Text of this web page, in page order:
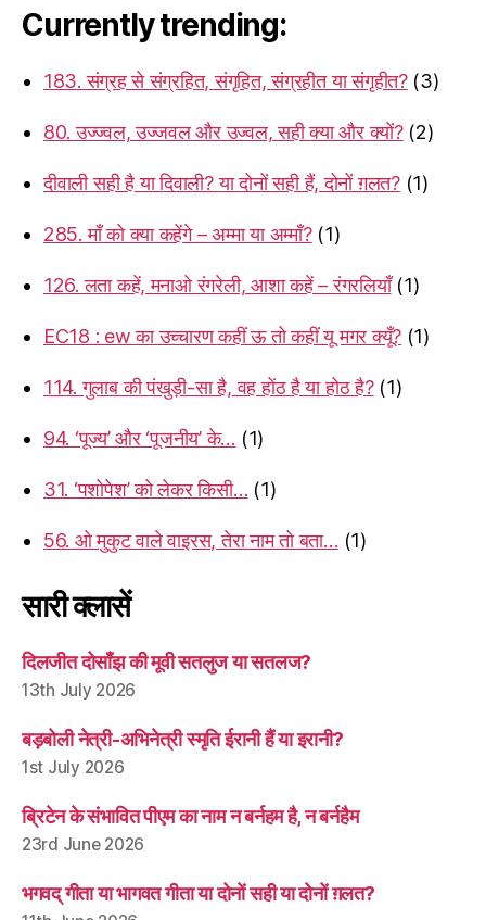
Currently trending:
183. संग्रह से संग्रहित, संगृहित, संग्रहीत या संगृहीत? (3)
80. उज्ज्वल, उज्जवल और उज्वल, सही क्या और क्यों? (2)
दीवाली सही है या दिवाली? या दोनों सही हैं, दोनों ग़लत? (1)
285. माँ को क्या कहेंगे – अम्मा या अम्माँ? (1)
126. लता कहें, मनाओ रंगरेली, आशा कहें – रंगरलियाँ (1)
EC18 : ew का उच्चारण कहीं ऊ तो कहीं यू मगर क्यूँ? (1)
114. गुलाब की पंखुड़ी-सा है, वह होंठ है या होठ है? (1)
94. ‘पूज्य’ और ‘पूजनीय’ के… (1)
31. ‘पशोपेश’ को लेकर किसी… (1)
56. ओ मुकुट वाले वाइरस, तेरा नाम तो बता… (1)
सारी क्लासें
दिलजीत दोसाँझ की मूवी सतलुज या सतलज?
13th July 2026
बड़बोली नेत्री-अभिनेत्री स्मृति ईरानी हैं या इरानी?
1st July 2026
ब्रिटेन के संभावित पीएम का नाम न बर्नहम है, न बर्नहैम
23rd June 2026
भगवद् गीता या भागवत गीता या दोनों सही या दोनों ग़लत?